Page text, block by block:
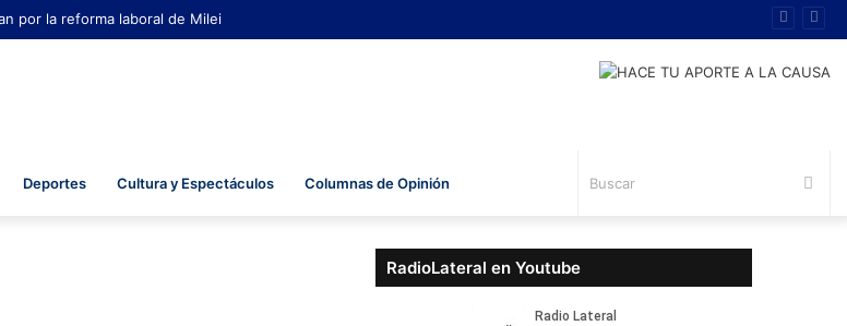
por la reforma laboral de Milei
Deportes Cultura y Espectáculos Columnas de Opinión
RadioLateral en Youtube